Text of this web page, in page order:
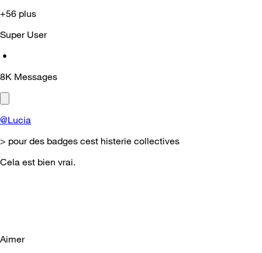
+56 plus
Super User
•
8K Messages
@Lucia
> pour des badges cest histerie collectives
Cela est bien vrai.
Aimer